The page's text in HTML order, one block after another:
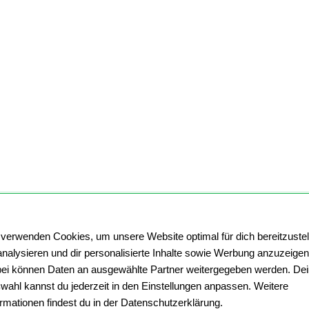
Cookies, um unsere Website optimal für dich
und dir personalisierte Inhalte sowie Werbung
können Daten an ausgewählte Partner weitergegeben werden.
kannst du jederzeit in den Einstellungen anpassen. Weitere
findest du in der Datenschutzerklärung.